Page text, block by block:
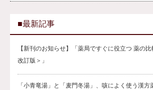
■最新記事
【新刊のお知らせ】「薬局ですぐに役立つ 薬の
改訂版＞」
「小青竜湯」と「麦門冬湯」、咳によく使う漢方